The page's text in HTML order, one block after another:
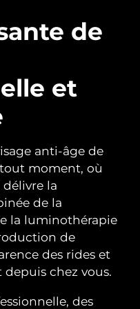
de
et
anti-âge de
moment, où
délivre la
de la
la luminothérapie
de
des rides et
chez vous.
des
massage
on-the-go
& lips
device
red light therapy
Soin bucco-dentaire
toothbrush
sonic toothbrush
ÂGE
estimée 09/08/2026
estimée09/08/2026
estimée
estimée12/08/2026
estimée
estimée09/08/2026
estimée 13/08/2026
estimée